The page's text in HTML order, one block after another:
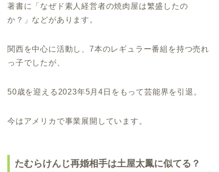
著書に「なぜド素人経営者の焼肉屋は繁盛したの
か？」などがあります。
関西を中心に活動し、7本のレギュラー番組を持つ売れ
っ子でしたが、
50歳を迎える2023年5月4日をもって芸能界を引退。
今はアメリカで事業展開しています。
たむらけんじ再婚相手は土屋太鳳に似てる？